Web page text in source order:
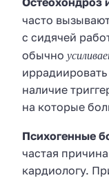
часто
с сидячей
обычно
наличие
на которые
Психогенные
частая
кардиологу.